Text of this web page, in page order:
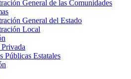
General de las Comunidades
General del Estado
Local
Públicas Estatales